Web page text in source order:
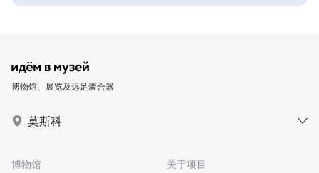
博物馆、展览及远足聚合器
莫斯科
博物馆
关于项目